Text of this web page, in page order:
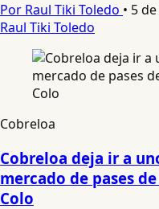
Por Raul Tiki Toledo • 5
Raul Tiki Toledo
Cobreloa
Cobreloa deja ir a
mercado de pases
Colo